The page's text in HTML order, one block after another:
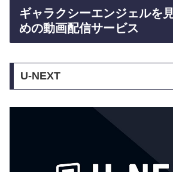
ギャラクシーエンジェルを
めの動画配信サービス
U-NEXT